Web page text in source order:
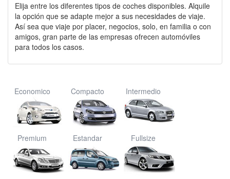
Elija entre los diferentes tipos de coches disponibles. Alquile
la opción que se adapte mejor a sus necesidades de viaje.
Así sea que viaje por placer, negocios, solo, en familia o con
amigos, gran parte de las empresas ofrecen automóviles
para todos los casos.
Economico Compacto Intermedio
Premium Estandar Fullsize